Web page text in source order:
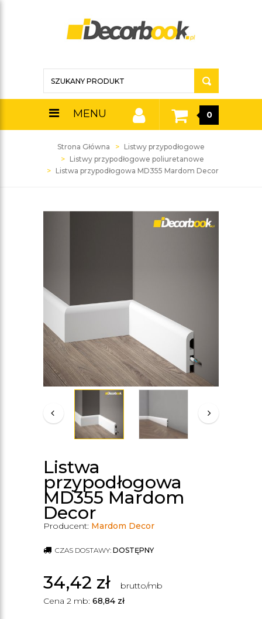
MENU 0
Strona Główna
Listwy przypodłogowe
Listwy przypodłogowe poliuretanowe
Listwa przypodłogowa MD355 Mardom Decor
Listwa
przypodłogowa
MD355 Mardom
Decor
Producent: Mardom Decor
CZAS DOSTAWY: DOSTĘPNY
34,42 zł
brutto/mb
Cena 2 mb: 68,84 zł